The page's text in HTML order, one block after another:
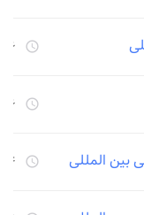
access_time ۲۲۵۶
access_time ۲۲۵۶
بین المللی access_time ۲۴۵۴